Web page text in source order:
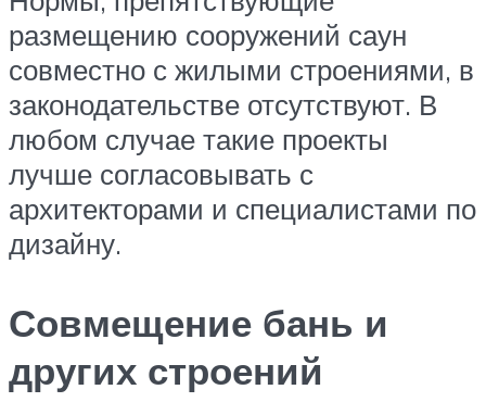
размещению сооружений саун
совместно с жилыми строениями, в
законодательстве отсутствуют. В
любом случае такие проекты
лучше согласовывать с
архитекторами и специалистами по
дизайну.
Совмещение бань и
других строений